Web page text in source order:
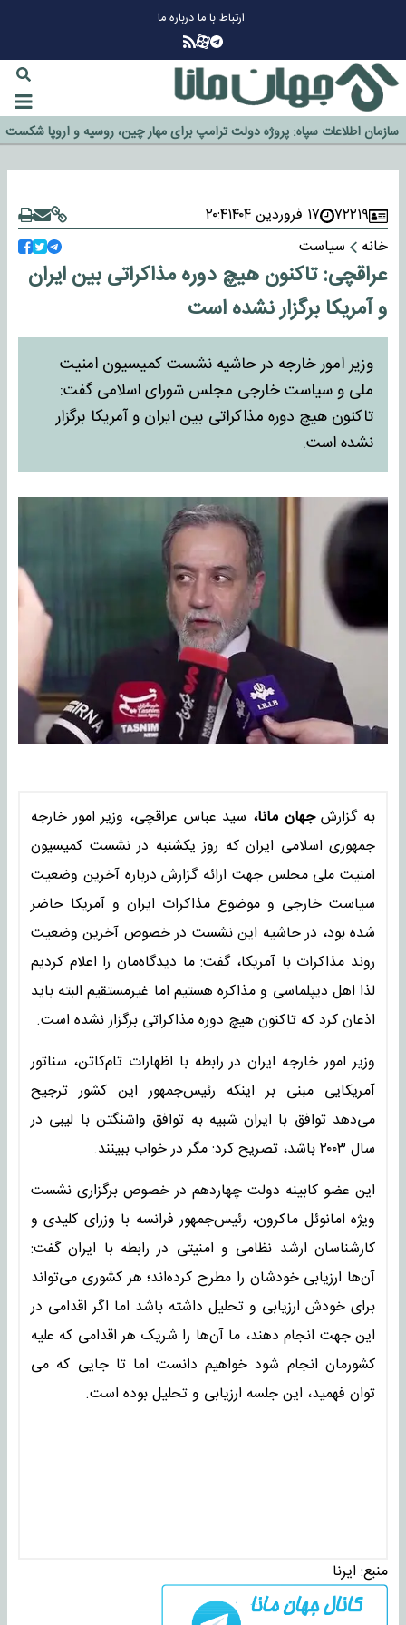
ارتباط با مادرباره ما
گزینه جدایی اوسمار روی میز مدیران پرسپولیس
آیا رئیس جمهور آمریکا قانون را دور می‌زند؟
اخراج رسمی چهره نامدار از پرسپولیس
سازمان اطلاعات سپاه: پروژه دولت ترامپ برای مهار چین، روسیه و اروپا شکست
خورد
۷۲۲۱۹ ۱۷ فروردین ۱۴۰۴
۲۰:۴
خانه
سیاست
عراقچی: تاکنون هیچ دوره مذاکراتی بین ایران
و آمریکا برگزار نشده است
وزیر امور خارجه در حاشیه نشست کمیسیون امنیت
ملی و سیاست خارجی مجلس شورای اسلامی گفت:
تاکنون هیچ دوره مذاکراتی بین ایران و آمریکا برگزار
نشده است.
به گزارشجهان مانا، سید عباس عراقچی، وزیر امور خارجه
جمهوری اسلامی ایران که روز یکشنبه در نشست کمیسیون
امنیت ملی مجلس جهت ارائه گزارش درباره آخرین وضعیت
سیاست خارجی و موضوع مذاکرات ایران و آمریکا حاضر
شده بود، در حاشیه این نشست در خصوص آخرین وضعیت
روند مذاکرات با آمریکا، گفت: ما دیدگاه‌مان را اعلام کردیم
لذا اهل دیپلماسی و مذاکره هستیم اما غیرمستقیم البته باید
اذعان کرد که تاکنون هیچ دوره مذاکراتی برگزار نشده است.
وزیر امور خارجه ایران در رابطه با اظهارات تام‌کاتن، سناتور
آمریکایی مبنی بر اینکه رئیس‌جمهور این کشور ترجیح
می‌دهد توافق با ایران شبیه به توافق واشنگتن با لیبی در
سال ۲۰۰۳ باشد، تصریح کرد: مگر در خواب ببینند.
این عضو کابینه دولت چهاردهم در خصوص برگزاری نشست
ویژه امانوئل ماکرون، رئیس‌جمهور فرانسه با وزرای کلیدی و
کارشناسان ارشد نظامی و امنیتی در رابطه با ایران گفت:
آن‌ها ارزیابی خودشان را مطرح کرده‌اند؛ هر کشوری می‌تواند
برای خودش ارزیابی و تحلیل داشته باشد اما اگر اقدامی در
این جهت انجام دهند، ما آن‌ها را شریک هر اقدامی که علیه
کشورمان انجام شود خواهیم دانست اما تا جایی که می
توان فهمید، این جلسه ارزیابی و تحلیل بوده است.
منبع: ایرنا